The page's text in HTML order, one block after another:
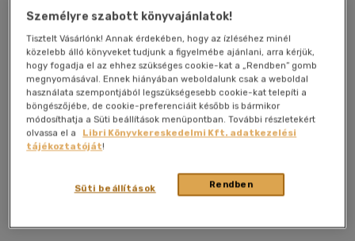
Személyre szabott könyvajánlatok!
Tisztelt Vásárlónk! Annak érdekében, hogy az ízléséhez minél
közelebb álló könyveket tudjunk a figyelmébe ajánlani, arra kérjük,
hogy fogadja el az ehhez szükséges cookie-kat a „Rendben” gomb
megnyomásával. Ennek hiányában weboldalunk csak a weboldal
használata szempontjából legszükségesebb cookie-kat telepíti a
böngészőjébe, de cookie-preferenciáit később is bármikor
módosíthatja a Süti beállítások menüpontban. További részletekért
olvassa el a
Libri Könyvkereskedelmi Kft. adatkezelési
tájékoztatóját!
Rendben
Süti beállítások